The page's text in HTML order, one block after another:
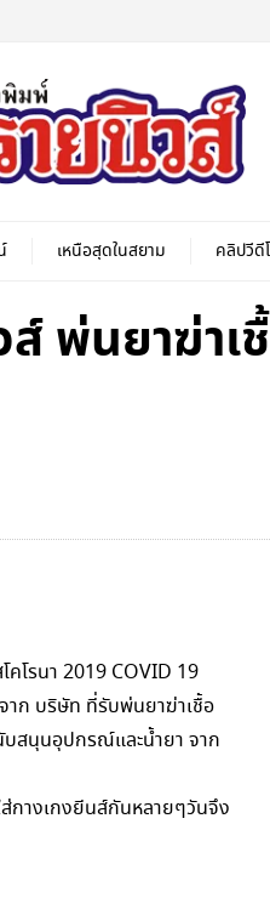
เหนือสุดในสยาม คลิปวีดี
นยาฆ่าเชื้
คโรนา 2019 COVID 19
าก บริษัท ที่รับพ่นยาฆ่าเชื้อ
สนุนอุปกรณ์และน้ำยา จาก
กางเกงยีนส์กันหลายๆวันจึง